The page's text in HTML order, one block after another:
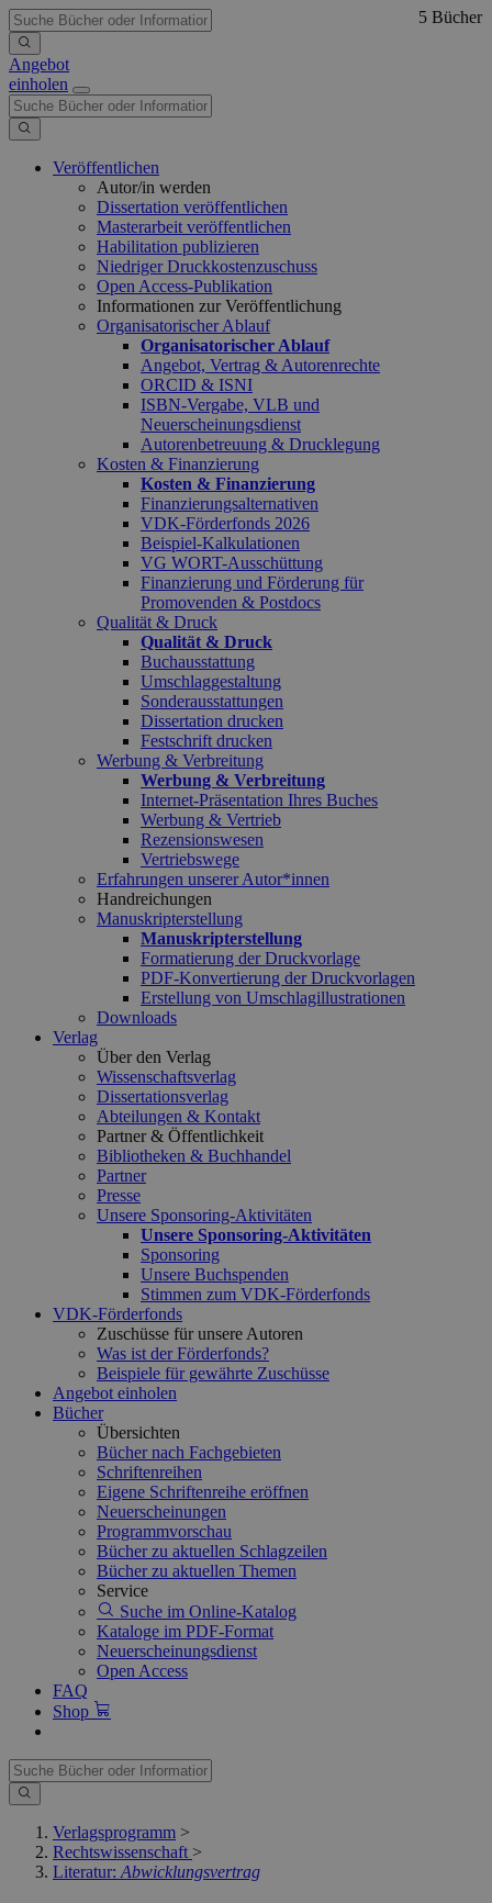
Angebot
einholen
Veröffentlichen
Autor/in werden
Dissertation veröffentlichen
Masterarbeit veröffentlichen
Habilitation publizieren
Niedriger Druckkostenzuschuss
Open Access-Publikation
Informationen zur Veröffentlichung
Organisatorischer Ablauf
Organisatorischer Ablauf
Angebot, Vertrag & Autorenrechte
ORCID & ISNI
ISBN-Vergabe, VLB und
Neuerscheinungsdienst
Autorenbetreuung & Drucklegung
Kosten & Finanzierung
Kosten & Finanzierung
Finanzierungsalternativen
VDK-Förderfonds 2026
Beispiel-Kalkulationen
VG WORT-Ausschüttung
Finanzierung und Förderung für
Promovenden & Postdocs
Qualität & Druck
Qualität & Druck
Buchausstattung
Umschlaggestaltung
Sonderausstattungen
Dissertation drucken
Festschrift drucken
Werbung & Verbreitung
Werbung & Verbreitung
Internet-Präsentation Ihres Buches
Werbung & Vertrieb
Rezensionswesen
Vertriebswege
Erfahrungen unserer Autor*innen
Handreichungen
Manuskripterstellung
Manuskripterstellung
Formatierung der Druckvorlage
PDF-Konvertierung der Druckvorlagen
Erstellung von Umschlagillustrationen
Downloads
Verlag
Über den Verlag
Wissenschaftsverlag
Dissertationsverlag
Abteilungen & Kontakt
Partner & Öffentlichkeit
Bibliotheken & Buchhandel
Partner
Presse
Unsere Sponsoring-Aktivitäten
Unsere Sponsoring-Aktivitäten
Sponsoring
Unsere Buchspenden
Stimmen zum VDK-Förderfonds
VDK-Förderfonds
Zuschüsse für unsere Autoren
Was ist der Förderfonds?
Beispiele für gewährte Zuschüsse
Angebot einholen
Bücher
Übersichten
Bücher nach Fachgebieten
Schriftenreihen
Eigene Schriftenreihe eröffnen
Neuerscheinungen
Programmvorschau
Bücher zu aktuellen Schlagzeilen
Bücher zu aktuellen Themen
Service
Suche im Online-Katalog
Kataloge im PDF-Format
Neuerscheinungsdienst
Open Access
FAQ
Shop
Verlagsprogramm >
Rechtswissenschaft >
Literatur: Abwicklungsvertrag
5 Bücher